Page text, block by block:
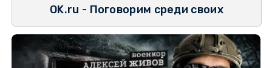
OK.ru - Поговорим среди своих